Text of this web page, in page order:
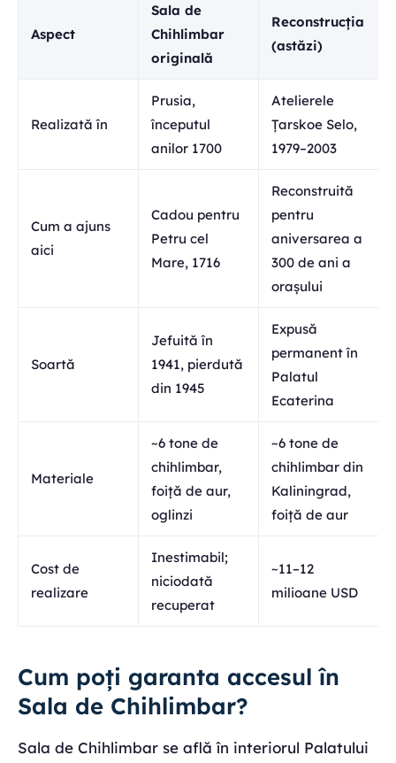
Aspect
Sala de
Chihlimbar
originală
Reconstrucția
(astăzi)
Realizată în
Prusia,
începutul
anilor 1700
Atelierele
Țarskoe Selo,
1979–2003
Cum a ajuns
aici
Cadou pentru
Petru cel
Mare, 1716
Reconstruită
pentru
aniversarea a
300 de ani a
orașului
Soartă
Jefuită în
1941, pierdută
din 1945
Expusă
permanent în
Palatul
Ecaterina
Materiale
~6 tone de
chihlimbar,
foiță de aur,
oglinzi
~6 tone de
chihlimbar din
Kaliningrad,
foiță de aur
Cost de
realizare
Inestimabil;
niciodată
recuperat
~11–12
milioane USD
Cum poți garanta accesul în
Sala de Chihlimbar?
Sala de Chihlimbar se află în interiorul Palatului